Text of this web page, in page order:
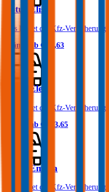
Lotus Elise
Was kostet die Kfz-
Prämie ab € 87,63
Lotus Eletre
Was kostet die Kfz-
Prämie ab € 103,65
Lotus Emeya
Was kostet die Kfz-